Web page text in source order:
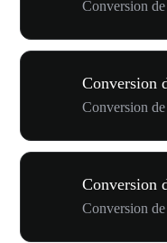
Conversion
Conversion
Conversion
Conversion